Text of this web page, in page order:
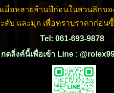
มื่อหลายล้านปีก่อนในส่วนลึก
ดับ และมุก เพื่อทราบราคาก่อน
Tel: 061-693-9878
กดลิ่งค์นี้เพื่อเข้า Line :